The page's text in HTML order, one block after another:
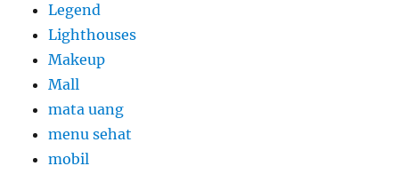
Legend
Lighthouses
Makeup
Mall
mata uang
menu sehat
mobil